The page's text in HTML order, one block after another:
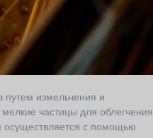
измельчения и
частицы для облегчения
осуществляется с помощью